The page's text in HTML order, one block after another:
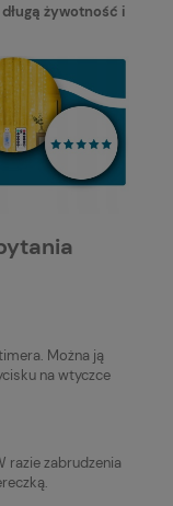
długą żywotność i
Można ją
na wtyczce
razie zabrudzenia